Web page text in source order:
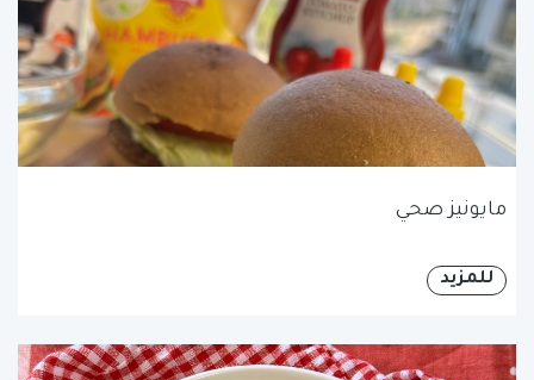
مايونيز صحي
للمزيد